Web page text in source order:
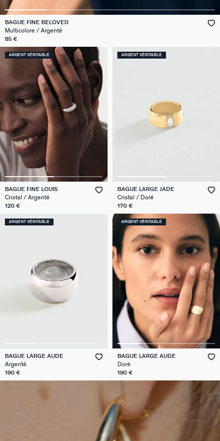
GÉNÉRATION AGATHA
SUR LA PEAU
BAGUE FINE BELOVED
Multicolore / Argenté
85 €
ARGENT VÉRITABLE
BAGUE FINE LOUIS
Cristal / Argenté
120 €
ARGENT VÉRITABLE
BAGUE LARGE JADE
Cristal / Doré
170 €
ARGENT VÉRITABLE
BAGUE LARGE AUDE
Argenté
190 €
ARGENT VÉRITABLE
BAGUE LARGE AUDE
Doré
190 €